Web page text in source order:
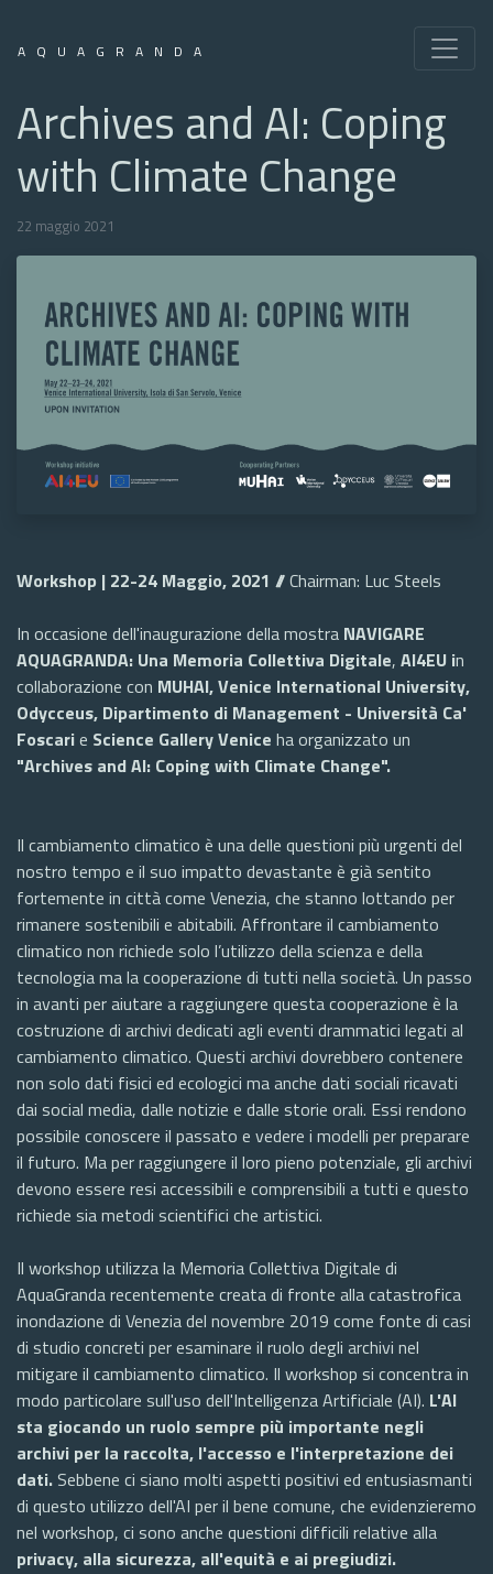
AQUAGRANDA
Archives and AI: Coping
with Climate Change
22 maggio 2021
Workshop | 22-24 Maggio, 2021 //Chairman: Luc Steels
In occasione dell'inaugurazione della mostra NAVIGARE
AQUAGRANDA: Una Memoria Collettiva Digitale, AI4EU in
collaborazione con MUHAI,Venice International University,
Odycceus, Dipartimento di Management - Università Ca'
Foscarie Science Gallery Venice ha organizzato un
"Archives and AI: Coping with Climate Change".
Il cambiamento climatico è una delle questioni più urgenti del
nostro tempo e il suo impatto devastante è già sentito
fortemente in città come Venezia, che stanno lottando per
rimanere sostenibili e abitabili. Affrontare il cambiamento
climatico non richiede solo l’utilizzo della scienza e della
tecnologia ma la cooperazione di tutti nella società. Un passo
in avanti per aiutare a raggiungere questa cooperazione è la
costruzione di archivi dedicati agli eventi drammatici legati al
cambiamento climatico. Questi archivi dovrebbero contenere
non solo dati fisici ed ecologici ma anche dati sociali ricavati
dai social media, dalle notizie e dalle storie orali. Essi rendono
possibile conoscere il passato e vedere i modelli per preparare
il futuro. Ma per raggiungere il loro pieno potenziale, gli archivi
devono essere resi accessibili e comprensibili a tutti e questo
richiede sia metodi scientifici che artistici.
Il workshop utilizza la Memoria Collettiva Digitale di
AquaGranda recentemente creata di fronte alla catastrofica
inondazione di Venezia del novembre 2019 come fonte di casi
di studio concreti per esaminare il ruolo degli archivi nel
mitigare il cambiamento climatico. Il workshop si concentra in
modo particolare sull'uso dell'Intelligenza Artificiale (AI). L'AI
sta giocando un ruolo sempre più importante negli
archivi per la raccolta, l'accesso e l'interpretazione dei
dati. Sebbene ci siano molti aspetti positivi ed entusiasmanti
di questo utilizzo dell'AI per il bene comune, che evidenzieremo
nel workshop, ci sono anche questioni difficili relative alla
privacy, alla sicurezza, all'equità e ai pregiudizi.